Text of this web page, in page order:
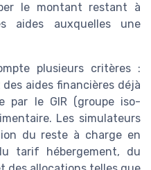
le montant restant à
aides auxquelles une
plusieurs critères :
aides financières déjà
par le GIR (groupe iso-
Les simulateurs
du reste à charge en
tarif hébergement, du